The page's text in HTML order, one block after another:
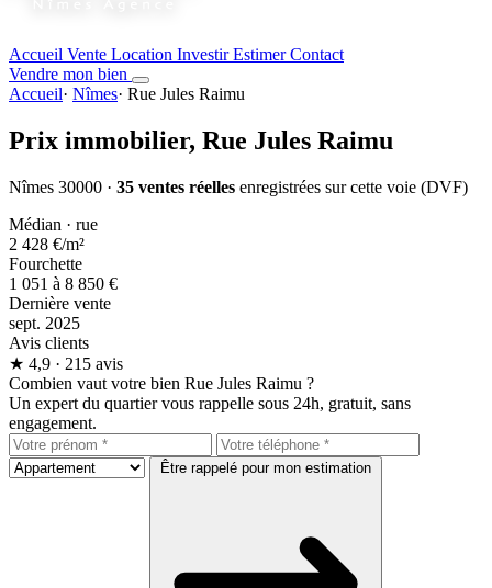
Accueil Vente Location InvestirEstimerContact
Vendre mon bien
Accueil· Nîmes· Rue Jules Raimu
Prix immobilier, Rue Jules Raimu
Nîmes 30000 · 35 ventes réelles enregistrées sur cette voie (DVF)
Médian · rue
2 428 €/m²
Fourchette
1 051 à 8 850 €
Dernière vente
sept. 2025
Avis clients
★ 4,9 · 215 avis
Combien vaut votre bien Rue Jules Raimu ?
Un expert du quartier vous rappelle sous 24h, gratuit, sans
engagement.
Être rappelé pour mon estimation